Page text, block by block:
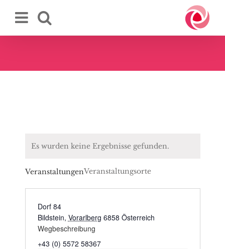
Inhalt
Es wurden keine Ergebnisse gefunden.
VeranstaltungenVeranstaltungsorte
Dorf 84
Bildstein, Vorarlberg 6858 Österreich
Wegbeschreibung
+43 (0) 5572 58367